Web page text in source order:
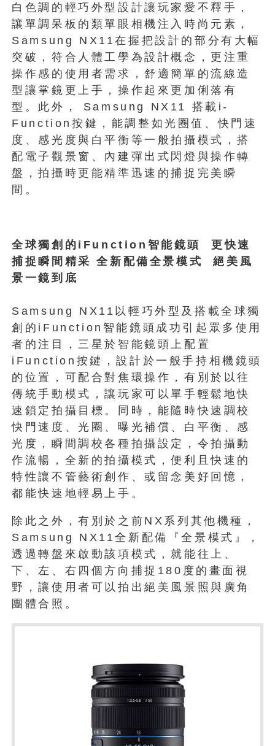
白色調的輕巧外型設計讓玩家愛不釋手，
讓單調呆板的類單眼相機注入時尚元素，
Samsung NX11在握把設計的部分有大幅
突破，符合人體工學為設計概念，更注重
操作感的使用者需求，舒適簡單的流線造
型讓掌鏡更上手，操作起來更加俐落有
型。此外， Samsung NX11 搭載i-
Function按鍵，能調整如光圈值、快門速
度、感光度與白平衡等一般拍攝模式，搭
配電子觀景窗、內建彈出式閃燈與操作轉
盤，拍攝時更能精準迅速的捕捉完美瞬
間。
全球獨創的iFunction智能鏡頭 更快速
捕捉瞬間精采 全新配備全景模式 絕美風
景一鏡到底
Samsung NX11以輕巧外型及搭載全球獨
創的iFunction智能鏡頭成功引起眾多使用
者的注目，三星於智能鏡頭上配置
iFunction按鍵，設計於一般手持相機鏡頭
的位置，可配合對焦環操作，有別於以往
傳統手動模式，讓玩家可以單手輕鬆地快
速鎖定拍攝目標。同時，能隨時快速調校
快門速度、光圈、曝光補償、白平衡、感
光度，瞬間調校各種拍攝設定，令拍攝動
作流暢，全新的拍攝模式，便利且快速的
特性讓不管藝術創作、或留念美好回憶，
都能快速地輕易上手。
除此之外，有別於之前NX系列其他機種，
Samsung NX11全新配備『全景模式』，
透過轉盤來啟動該項模式，就能往上、
下、左、右四個方向捕捉180度的畫面視
野，讓使用者可以拍出絕美風景照與廣角
團體合照。